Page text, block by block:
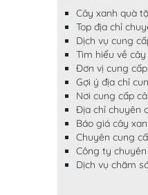
Cây xanh quà
Top địa chỉ
Dịch vụ cung
Tìm hiểu về
Đơn vị cung
Gợi ý địa chỉ
Nơi cung cấp
Địa chỉ chuyên
Báo giá cây
Chuyên cung
Công ty
Dịch vụ chăm